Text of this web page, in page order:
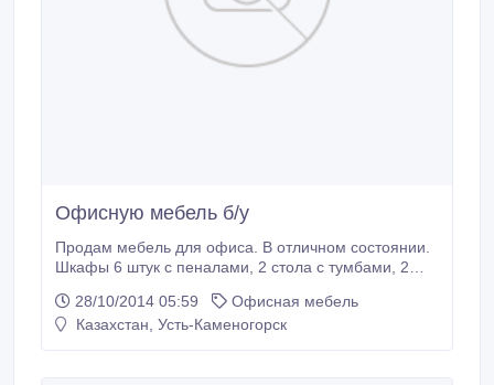
Офисную мебель б/у
Продам мебель для офиса. В отличном состоянии.
Шкафы 6 штук с пеналами, 2 стола с тумбами, 2
28/10/2014 05:59
Офисная мебель
Казахстан, Усть-Каменогорск